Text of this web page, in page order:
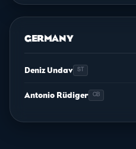
GERMANY
Deniz Undav ST
Antonio Rüdiger CB